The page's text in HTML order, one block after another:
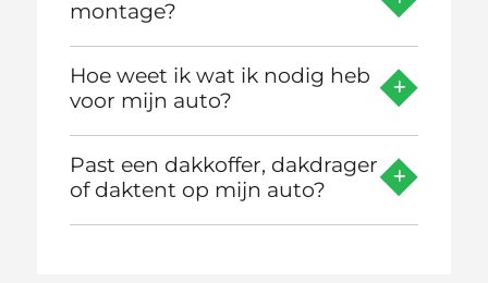
montage?
Hoe weet ik wat ik nodig heb
voor mijn auto?
Past een dakkoffer, dakdrager
of daktent op mijn auto?